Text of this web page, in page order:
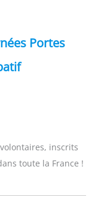
Portes
inscrits
toute la France !